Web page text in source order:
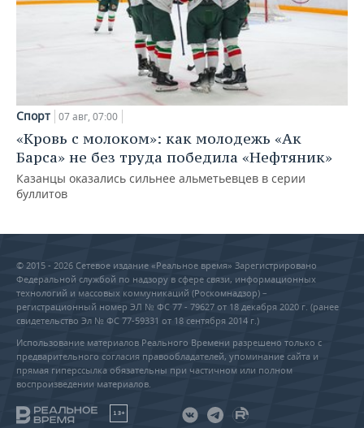
Спорт 07 авг, 07:00
«Кровь с молоком»: как молодежь «Ак
Барса» не без труда победила «Нефтяник»
Казанцы оказались сильнее альметьевцев в серии
буллитов
© 2015 - 2026 Сетевое издание «Реальное время» Зарегистрировано
Федеральной службой по надзору в сфере связи, информационных
технологий и массовых коммуникаций (Роскомнадзор) –
регистрационный номер ЭЛ № ФС 77 - 79627 от 18 декабря 2020 г. (ранее
свидетельство Эл № ФС 77-59331 от 18 сентября 2014 г.)
Использование материалов Реального Времени разрешено только с
предварительного согласия правообладателей, упоминание сайта и
прямая гиперссылка обязательны при частичном или полном
воспроизведении материалов.
18+